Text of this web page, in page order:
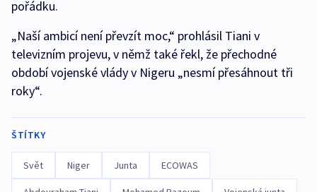
pořádku.
„Naší ambicí není převzít moc,“ prohlásil Tiani v
televizním projevu, v němž také řekl, že přechodné
období vojenské vlády v Nigeru „nesmí přesáhnout tři
roky“.
ŠTÍTKY
Svět Niger Junta ECOWAS